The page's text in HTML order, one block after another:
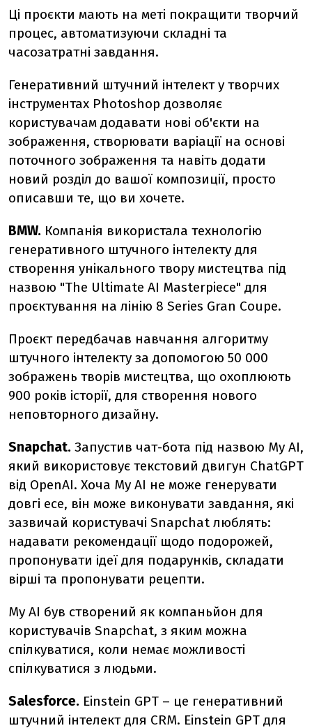
Ці проєкти мають на меті покращити творчий
процес, автоматизуючи складні та
часозатратні завдання.
Генеративний штучний інтелект у творчих
інструментах Photoshop дозволяє
користувачам додавати нові об'єкти на
зображення, створювати варіації на основі
поточного зображення та навіть додати
новий розділ до вашої композиції, просто
описавши те, що ви хочете.
BMW. Компанія використала технологію
генеративного штучного інтелекту для
створення унікального твору мистецтва під
назвою "The Ultimate AI Masterpiece" для
проєктування на лінію 8 Series Gran Coupe.
Проєкт передбачав навчання алгоритму
штучного інтелекту за допомогою 50 000
зображень творів мистецтва, що охоплюють
900 років історії, для створення нового
неповторного дизайну.
Snapchat. Запустив чат-бота під назвою My AI,
який використовує текстовий двигун ChatGPT
від OpenAI. Хоча My AI не може генерувати
довгі есе, він може виконувати завдання, які
зазвичай користувачі Snapchat люблять:
надавати рекомендації щодо подорожей,
пропонувати ідеї для подарунків, складати
вірші та пропонувати рецепти.
My AI був створений як компаньйон для
користувачів Snapchat, з яким можна
спілкуватися, коли немає можливості
спілкуватися з людьми.
Salesforce. Einstein GPT – це генеративний
штучний інтелект для CRM. Einstein GPT для